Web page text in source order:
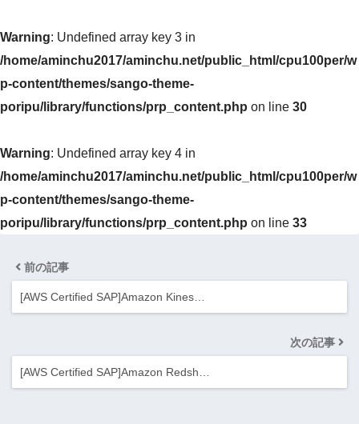
Warning: Undefined array key 3 in
/home/aminchu2017/aminchu.net/public_html/cpu100per/w
p-content/themes/sango-theme-
poripu/library/functions/prp_content.php on line 30
Warning: Undefined array key 4 in
/home/aminchu2017/aminchu.net/public_html/cpu100per/w
p-content/themes/sango-theme-
poripu/library/functions/prp_content.php on line 33
前の記事
[AWS Certified SAP]Amazon Kines…
次の記事
[AWS Certified SAP]Amazon Redsh…